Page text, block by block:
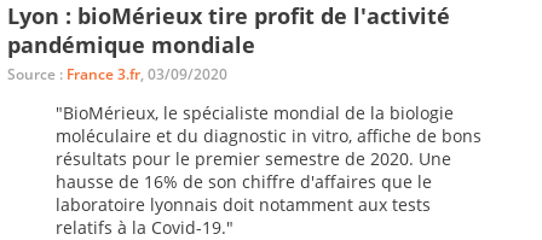
Lyon : bioMérieux tire profit de l'activité
pandémique mondiale
Source : France 3.fr, 03/09/2020
"BioMérieux, le spécialiste mondial de la biologie
moléculaire et du diagnostic in vitro, affiche de bons
résultats pour le premier semestre de 2020. Une
hausse de 16% de son chiffre d'affaires que le
laboratoire lyonnais doit notamment aux tests
relatifs à la Covid-19."